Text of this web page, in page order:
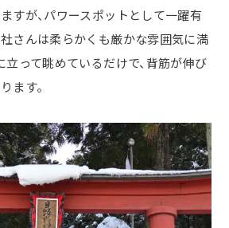
すが、パワースポットとして一躍有
さんは柔らかくも厳かな雰囲気に満
立って眺めているだけで、背筋が伸び
ます。